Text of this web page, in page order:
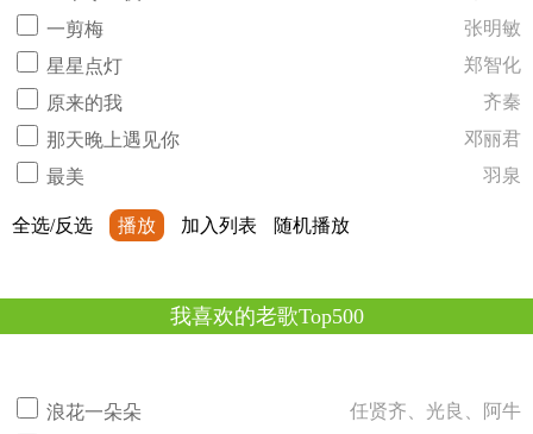
一剪梅
张明敏
星星点灯
郑智化
原来的我
齐秦
那天晚上遇见你
邓丽君
最美
羽泉
全选/反选 播放 加入列表 随机播放
我喜欢的老歌Top500
浪花一朵朵
任贤齐、光良、阿牛